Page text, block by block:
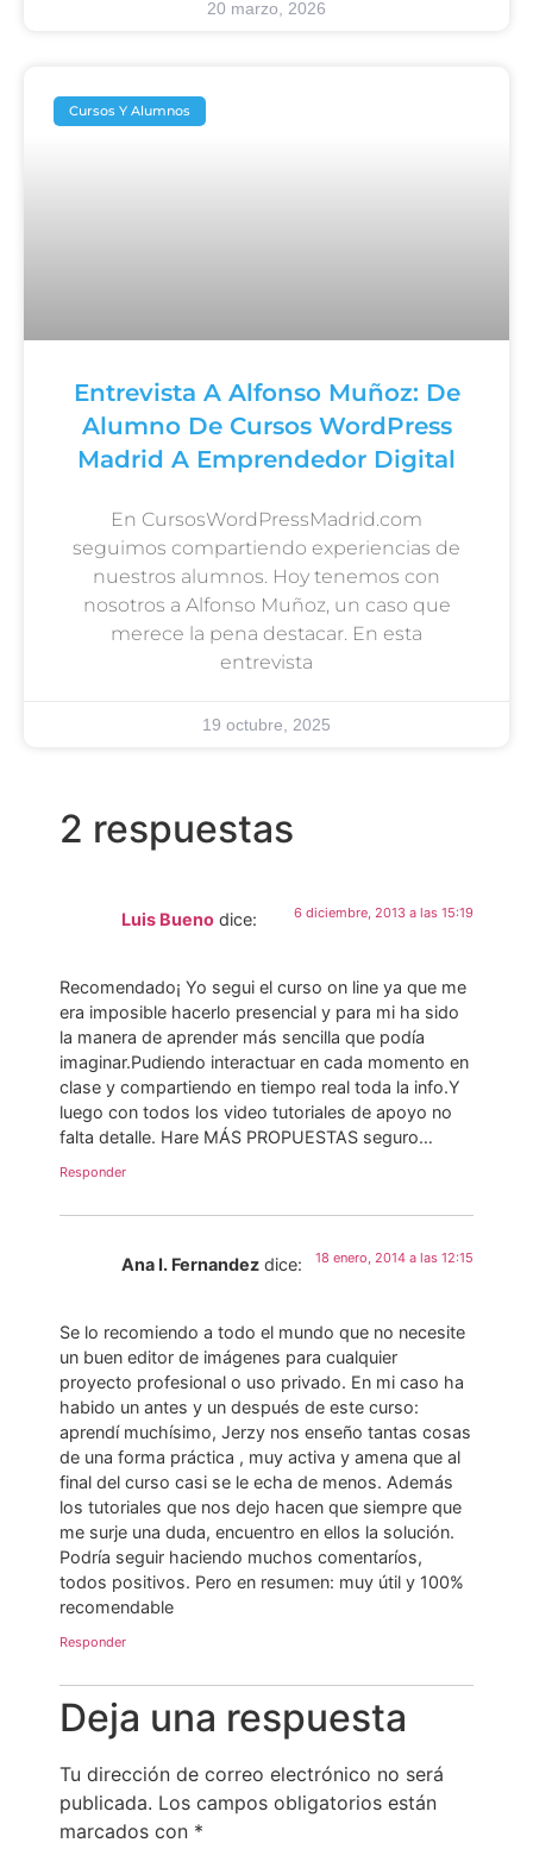
20 marzo, 2026
Cursos Y Alumnos
Entrevista A Alfonso Muñoz: De
Alumno De Cursos WordPress
Madrid A Emprendedor Digital
En CursosWordPressMadrid.com
seguimos compartiendo experiencias de
nuestros alumnos. Hoy tenemos con
nosotros a Alfonso Muñoz, un caso que
merece la pena destacar. En esta
entrevista
19 octubre, 2025
2 respuestas
Luis Bueno dice: 6 diciembre, 2013 a las 15:19
Recomendado¡ Yo segui el curso on line ya que me
era imposible hacerlo presencial y para mi ha sido
la manera de aprender más sencilla que podía
imaginar.Pudiendo interactuar en cada momento en
clase y compartiendo en tiempo real toda la info.Y
luego con todos los video tutoriales de apoyo no
falta detalle. Hare MÁS PROPUESTAS seguro…
Responder
Ana I. Fernandez dice: 18 enero, 2014 a las 12:15
Se lo recomiendo a todo el mundo que no necesite
un buen editor de imágenes para cualquier
proyecto profesional o uso privado. En mi caso ha
habido un antes y un después de este curso:
aprendí muchísimo, Jerzy nos enseño tantas cosas
de una forma práctica , muy activa y amena que al
final del curso casi se le echa de menos. Además
los tutoriales que nos dejo hacen que siempre que
me surje una duda, encuentro en ellos la solución.
Podría seguir haciendo muchos comentaríos,
todos positivos. Pero en resumen: muy útil y 100%
recomendable
Responder
Deja una respuesta
Tu dirección de correo electrónico no será
publicada. Los campos obligatorios están
marcados con *